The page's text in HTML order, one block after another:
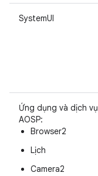
SystemUI
Ứng dụng và dịch vụ
AOSP:
Browser2
Lịch
Camera2